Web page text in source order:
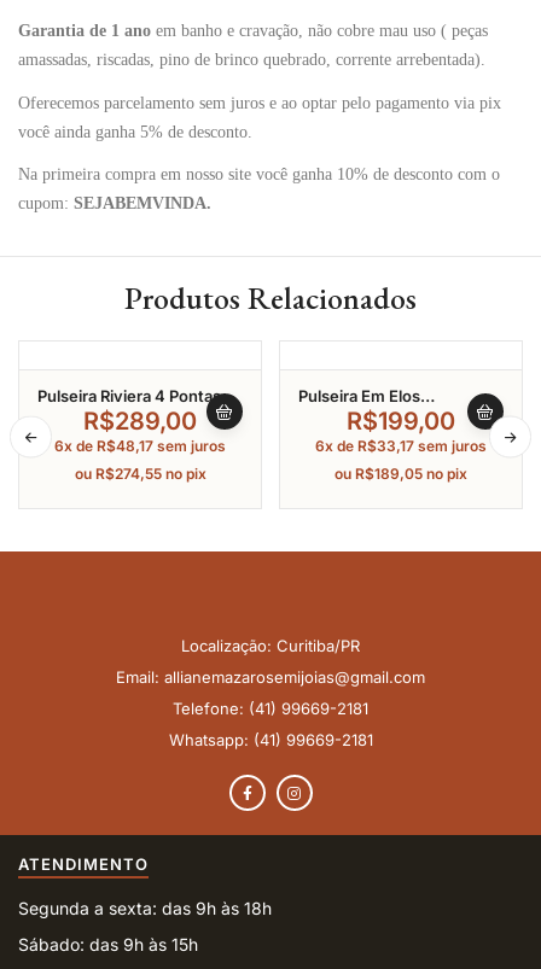
Garantia de 1 ano em banho e cravação, não cobre mau uso ( peças
amassadas, riscadas, pino de brinco quebrado, corrente arrebentada).
Oferecemos parcelamento sem juros e ao optar pelo pagamento via pix
você ainda ganha 5% de desconto.
Na primeira compra em nosso site você ganha 10% de desconto com o
cupom: SEJABEMVINDA.
Produtos Relacionados
Pulseira Riviera 4 Pontas
Pedra Quadrada Banhado A
Ródio 19Cm
R$289,00
6x de R$48,17 sem juros
ou R$274,55 no pix
Pulseira Em Elos
Quadrados Lisos Fosco
Banhado A Ouro 18Cm
R$199,00
6x de R$33,17 sem juros
ou R$189,05 no pix
Localização: Curitiba/PR
Email: allianemazarosemijoias@gmail.com
Telefone: (41) 99669-2181
Whatsapp: (41) 99669-2181
ATENDIMENTO
Segunda a sexta: das 9h às 18h
Sábado: das 9h às 15h